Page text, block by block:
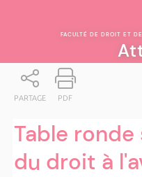
FACULTÉ DE DROIT ET
PARTAGE PDF
Table
du droit à